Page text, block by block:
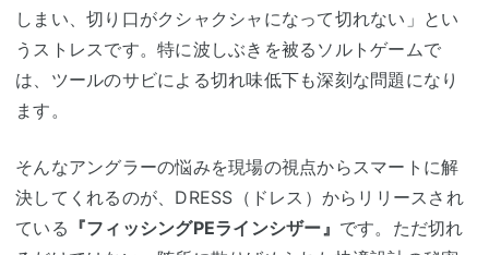
しまい、切り口がクシャクシャになって切れない」とい
うストレスです。特に波しぶきを被るソルトゲームで
は、ツールのサビによる切れ味低下も深刻な問題になり
ます。
そんなアングラーの悩みを現場の視点からスマートに解
決してくれるのが、DRESS（ドレス）からリリースされ
ている 『フィッシングPEラインシザー』 です。ただ切れ